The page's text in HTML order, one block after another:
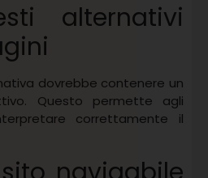
alternativi
dovrebbe contenere un
Questo permette agli
correttamente il